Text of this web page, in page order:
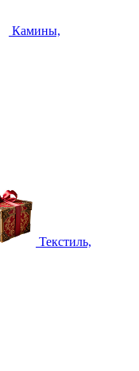
Камины,
Текстиль,